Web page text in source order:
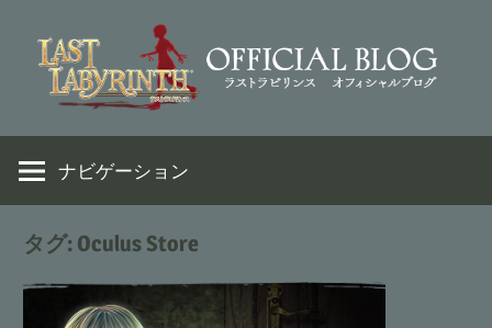
ツ
ス
Last
Labyrinth
Official
出
ド
ベ
ナビゲーション
タグ: Oculus Store